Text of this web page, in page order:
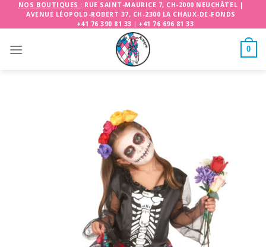
NOS BOUTIQUES : RUE SAINT-MAURICE 7, CH-2000 NEUCHÂTEL |
AVENUE LÉOPOLD-ROBERT 37, CH-2300 LA CHAUX-DE-FONDS
+41 76 390 81 33 | +41 76 696 81 33
0